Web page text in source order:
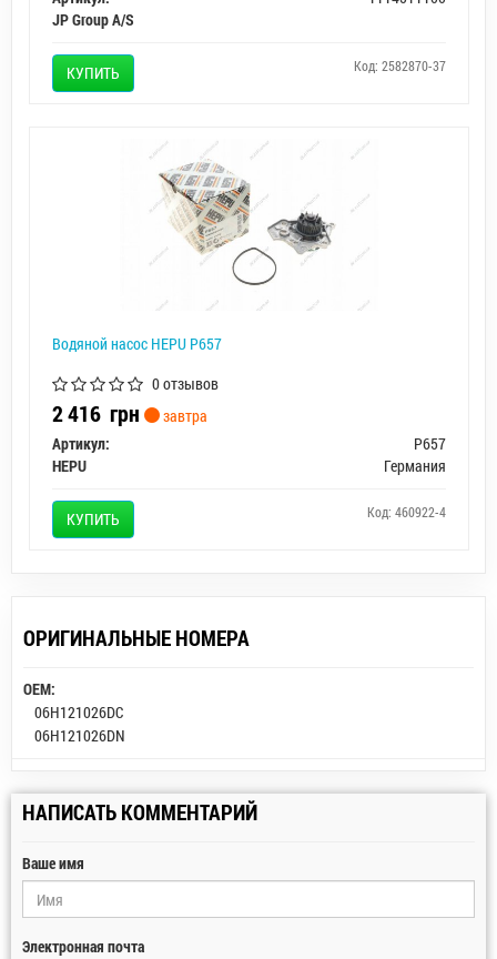
JP Group A/S
КУПИТЬ Код: 2582870-37
Водяной насос HEPU P657
0 отзывов
2 416 грн
завтра
Артикул:
P657
HEPU
Германия
КУПИТЬ Код: 460922-4
ОРИГИНАЛЬНЫЕ НОМЕРА
OEM:
06H121026DC
06H121026DN
НАПИСАТЬ КОММЕНТАРИЙ
Ваше имя
Электронная почта